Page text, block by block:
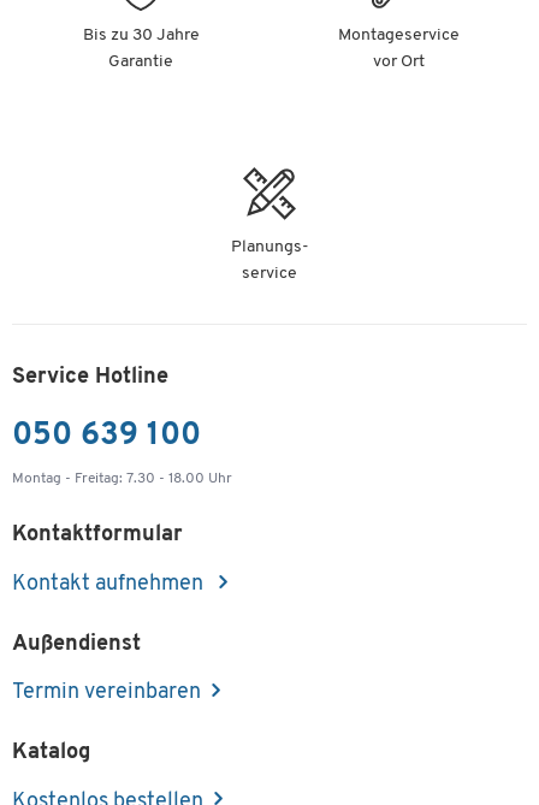
Bis zu 30 Jahre
Garantie
Montageservice
vor Ort
Planungs-
service
Service Hotline
050 639 100
Montag - Freitag: 7.30 - 18.00 Uhr
Kontaktformular
Kontakt aufnehmen
Außendienst
Termin vereinbaren
Katalog